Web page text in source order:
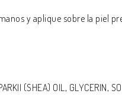
y aplique sobre la piel
(SHEA) OIL, GLYCERIN,